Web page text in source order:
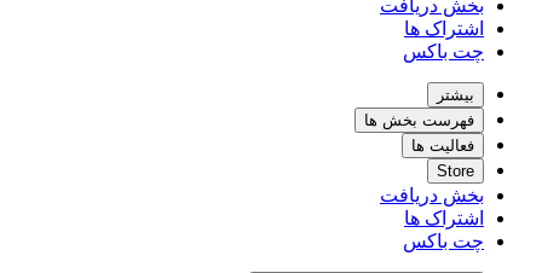
بخش دریافت
اشتراک ها
چت باکس
بیشتر
فهرست بخش ها
فعالیت ها
Store
بخش دریافت
اشتراک ها
چت باکس